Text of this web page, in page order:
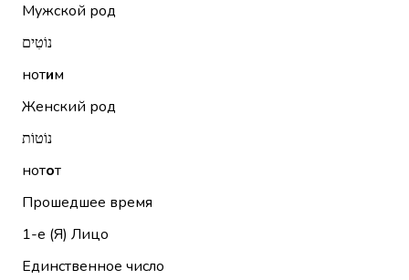
Мужской род
נוֹטִים
нотим
Женский род
נוֹטוֹת
нотот
Прошедшее время
1-е (Я) Лицо
Единственное число